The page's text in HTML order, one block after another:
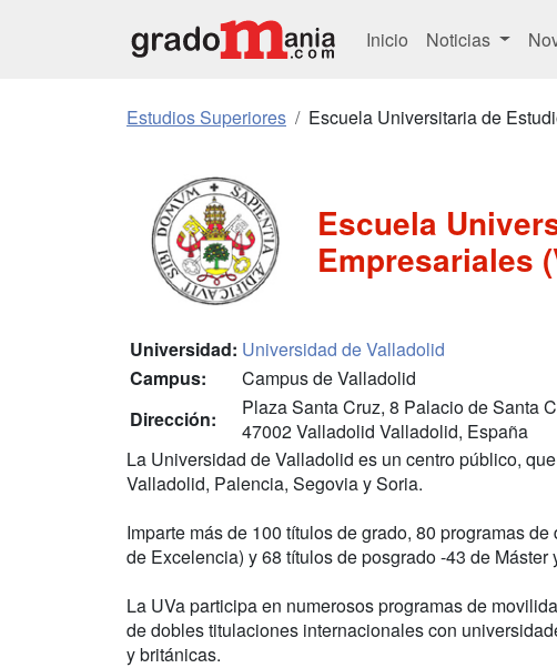
Inicio Noticias
Estudios Superiores Escuela Universitaria de
Escuela
Empresariales
Universidad: Universidad de Valladolid
Campus:
Campus de Valladolid
Dirección:
Plaza Santa Cruz, 8 Palacio de Santa
47002 Valladolid Valladolid, España
La Universidad de Valladolid es un centro público,
Valladolid, Palencia, Segovia y Soria.
Imparte más de 100 títulos de grado, 80 programas
de Excelencia) y 68 títulos de posgrado -43 de Máster
La UVa participa en numerosos programas de
de dobles titulaciones internacionales con
y británicas.